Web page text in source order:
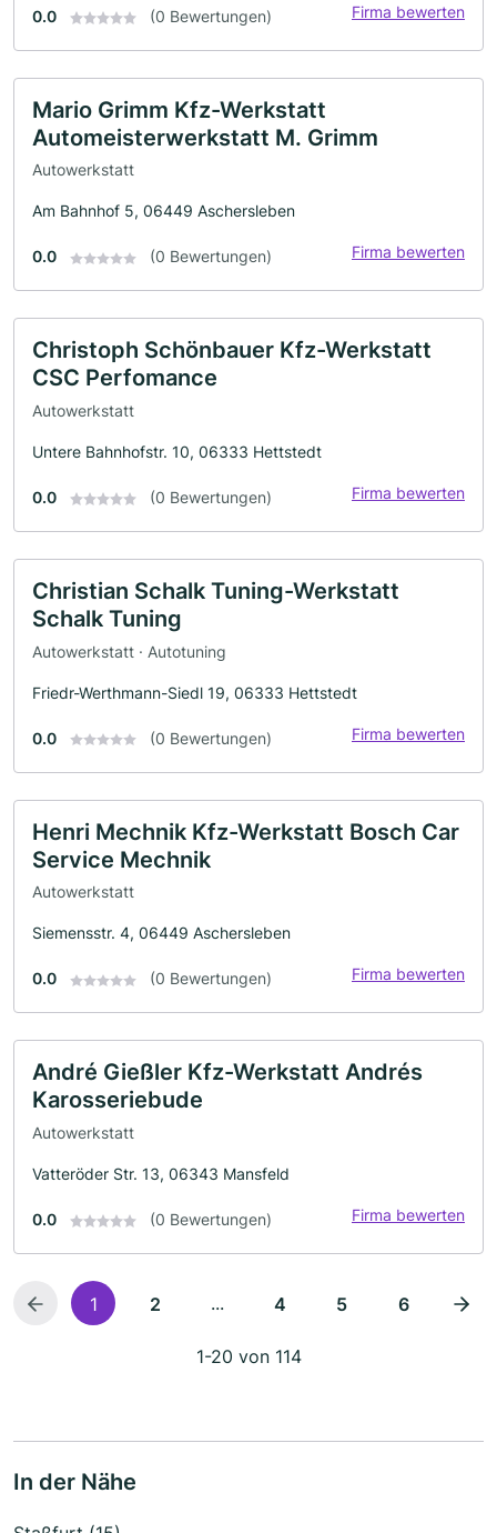
0.0 (0 Bewertungen) Firma bewerten
Mario Grimm Kfz-Werkstatt
Automeisterwerkstatt M. Grimm
Autowerkstatt
Am Bahnhof 5, 06449 Aschersleben
0.0 (0 Bewertungen) Firma bewerten
Christoph Schönbauer Kfz-Werkstatt
CSC Perfomance
Autowerkstatt
Untere Bahnhofstr. 10, 06333 Hettstedt
0.0 (0 Bewertungen) Firma bewerten
Christian Schalk Tuning-Werkstatt
Schalk Tuning
Autowerkstatt · Autotuning
Friedr-Werthmann-Siedl 19, 06333 Hettstedt
0.0 (0 Bewertungen) Firma bewerten
Henri Mechnik Kfz-Werkstatt Bosch Car
Service Mechnik
Autowerkstatt
Siemensstr. 4, 06449 Aschersleben
0.0 (0 Bewertungen) Firma bewerten
André Gießler Kfz-Werkstatt Andrés
Karosseriebude
Autowerkstatt
Vatteröder Str. 13, 06343 Mansfeld
0.0 (0 Bewertungen) Firma bewerten
1 2 ... 4 5 6
1-20 von 114
In der Nähe